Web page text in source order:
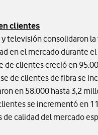
clientes
y televisión consolidaron
en el mercado durante el
de clientes creció en
de clientes de fibra se
en 58.000 hasta 3,2
se incrementó en
de calidad del mercado